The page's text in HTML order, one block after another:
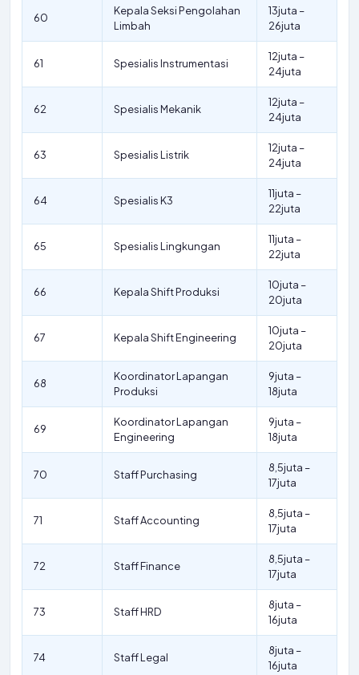
60
Kepala Seksi Pengolahan
Limbah
13juta –
26juta
61 Spesialis Instrumentasi
12juta –
24juta
62 Spesialis Mekanik
12juta –
24juta
63 Spesialis Listrik
12juta –
24juta
64 Spesialis K3
11juta –
22juta
65 Spesialis Lingkungan
11juta –
22juta
66 Kepala Shift Produksi
10juta –
20juta
67 Kepala Shift Engineering
10juta –
20juta
68
Koordinator Lapangan
Produksi
9juta –
18juta
69
Koordinator Lapangan
Engineering
9juta –
18juta
70 Staff Purchasing
8,5juta –
17juta
71 Staff Accounting
8,5juta –
17juta
72 Staff Finance
8,5juta –
17juta
73 Staff HRD
8juta –
16juta
74 Staff Legal
8juta –
16juta